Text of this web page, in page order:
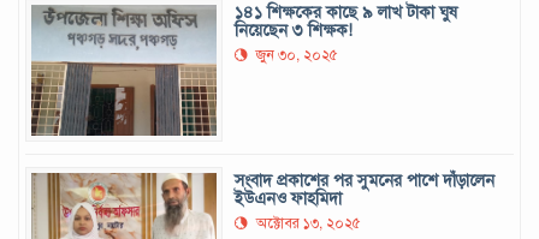
১৪১ শিক্ষকের কাছে ৯ লাখ টাকা ঘুষ
নিয়েছেন ৩ শিক্ষক!
জুন ৩০, ২০২৫
সংবাদ প্রকাশের পর সুমনের পাশে দাঁড়ালেন
ইউএনও ফাহমিদা
অক্টোবর ১৩, ২০২৫